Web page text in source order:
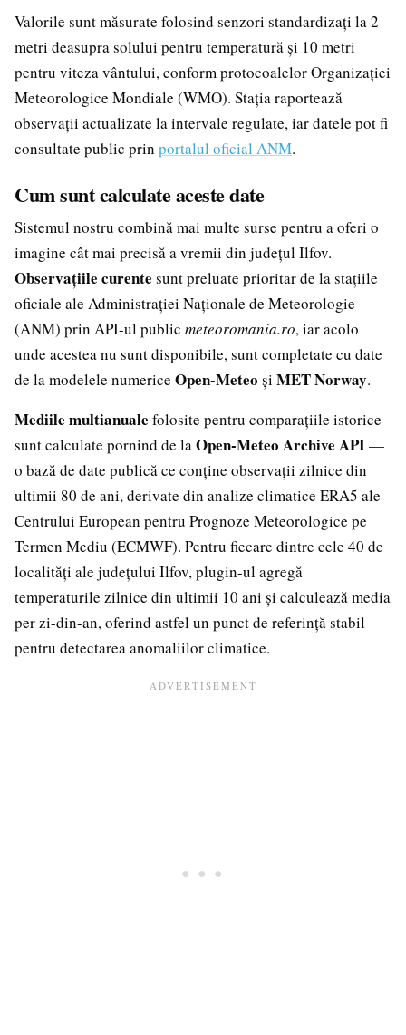
Valorile sunt măsurate folosind senzori standardizați la 2
metri deasupra solului pentru temperatură și 10 metri
pentru viteza vântului, conform protocoalelor Organizației
Meteorologice Mondiale (WMO). Stația raportează
observații actualizate la intervale regulate, iar datele pot fi
consultate public prin portalul oficial ANM.
Cum sunt calculate aceste date
Sistemul nostru combină mai multe surse pentru a oferi o
imagine cât mai precisă a vremii din județul Ilfov.
Observațiile curente sunt preluate prioritar de la stațiile
oficiale ale Administrației Naționale de Meteorologie
(ANM) prin API-ul public meteoromania.ro, iar acolo
unde acestea nu sunt disponibile, sunt completate cu date
de la modelele numerice Open-Meteo și MET Norway.
Mediile multianuale folosite pentru comparațiile istorice
sunt calculate pornind de laOpen-Meteo Archive API—
o bază de date publică ce conține observații zilnice din
ultimii 80 de ani, derivate din analize climatice ERA5 ale
Centrului European pentru Prognoze Meteorologice pe
Termen Mediu (ECMWF). Pentru fiecare dintre cele 40 de
localități ale județului Ilfov, plugin-ul agregă
temperaturile zilnice din ultimii 10 ani și calculează media
per zi-din-an, oferind astfel un punct de referință stabil
pentru detectarea anomaliilor climatice.